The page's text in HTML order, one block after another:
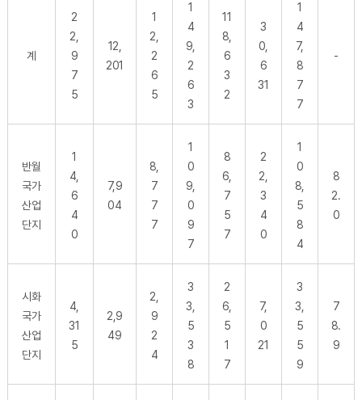
계
2
2,
9
7
5
12,
201
1
2,
2
6
5
1
4
9,
2
6
3
11
8,
6
3
2
3
0,
6
31
1
4
7,
8
7
7
-
반월
국가
산업
단지
1
4,
6
4
0
7,9
04
8,
7
7
7
1
0
9,
0
9
7
8
6,
7
5
7
2
2,
3
4
0
1
0
8,
5
8
4
8
2.
0
시화
국가
산업
단지
4,
31
5
2,9
49
2,
9
2
4
3
3,
5
3
8
2
6,
5
1
7
7,
0
21
3
3,
5
5
9
7
8.
9